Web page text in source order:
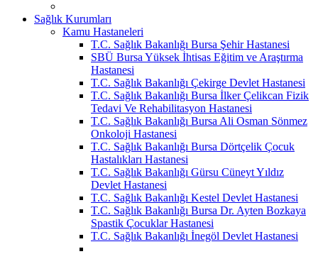
Sağlık Kurumları
Kamu Hastaneleri
T.C. Sağlık Bakanlığı Bursa Şehir Hastanesi
SBÜ Bursa Yüksek İhtisas Eğitim ve Araştırma
Hastanesi
T.C. Sağlık Bakanlığı Çekirge Devlet Hastanesi
T.C. Sağlık Bakanlığı Bursa İlker Çelikcan Fizik
Tedavi Ve Rehabilitasyon Hastanesi
T.C. Sağlık Bakanlığı Bursa Ali Osman Sönmez
Onkoloji Hastanesi
T.C. Sağlık Bakanlığı Bursa Dörtçelik Çocuk
Hastalıkları Hastanesi
T.C. Sağlık Bakanlığı Gürsu Cüneyt Yıldız
Devlet Hastanesi
T.C. Sağlık Bakanlığı Kestel Devlet Hastanesi
T.C. Sağlık Bakanlığı Bursa Dr. Ayten Bozkaya
Spastik Çocuklar Hastanesi
T.C. Sağlık Bakanlığı İnegöl Devlet Hastanesi